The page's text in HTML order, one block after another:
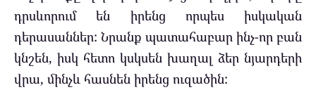
դրսևորում են իրենց որպես իսկական
դերասաններ: Նրանք պատահաբար ինչ-որ բան
կնշեն, իսկ հետո կսկսեն խաղալ ձեր նյարդերի
վրա, մինչև հասնեն իրենց ուզածին: